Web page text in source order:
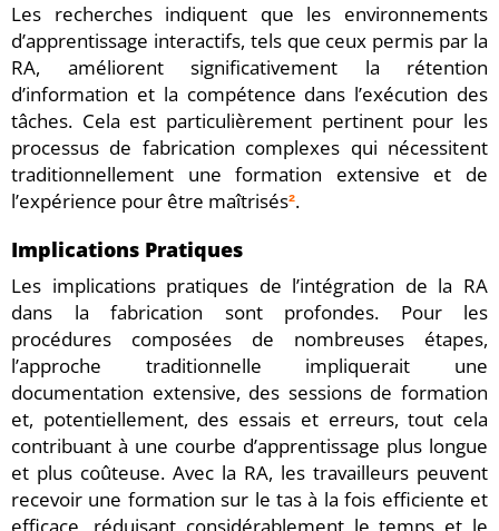
Les recherches indiquent que les environnements
d’apprentissage interactifs, tels que ceux permis par la
RA, améliorent significativement la rétention
d’information et la compétence dans l’exécution des
tâches. Cela est particulièrement pertinent pour les
processus de fabrication complexes qui nécessitent
traditionnellement une formation extensive et de
l’expérience pour être maîtrisés².
Implications Pratiques
Les implications pratiques de l’intégration de la RA
dans la fabrication sont profondes. Pour les
procédures composées de nombreuses étapes,
l’approche traditionnelle impliquerait une
documentation extensive, des sessions de formation
et, potentiellement, des essais et erreurs, tout cela
contribuant à une courbe d’apprentissage plus longue
et plus coûteuse. Avec la RA, les travailleurs peuvent
recevoir une formation sur le tas à la fois efficiente et